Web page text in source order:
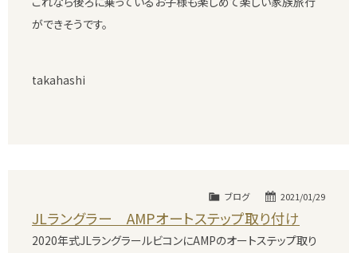
ができそうです。
takahashi
2021/01/29
ブログ
JLラングラー AMPオートステップ取り付け
2020年式JLラングラールビコンにAMPのオートステップ取り